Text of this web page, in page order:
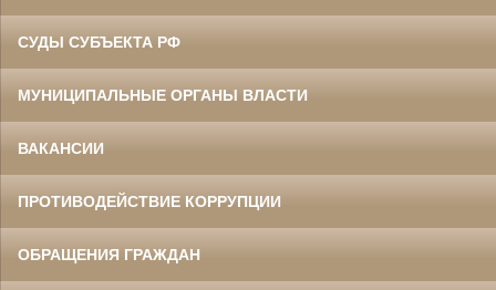
СУДЫ СУБЪЕКТА РФ
МУНИЦИПАЛЬНЫЕ ОРГАНЫ ВЛАСТИ
ВАКАНСИИ
ПРОТИВОДЕЙСТВИЕ КОРРУПЦИИ
ОБРАЩЕНИЯ ГРАЖДАН